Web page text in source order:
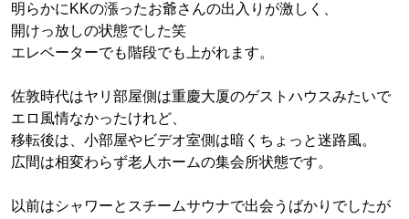
明らかにKKの漲ったお爺さんの出入りが激しく、
開けっ放しの状態でした笑
エレベーターでも階段でも上がれます。
佐敦時代はヤリ部屋側は重慶大厦のゲストハウスみたいで
エロ風情なかったけれど、
移転後は、小部屋やビデオ室側は暗くちょっと迷路風。
広間は相変わらず老人ホームの集会所状態です。
以前はシャワーとスチームサウナで出会うばかりでしたが